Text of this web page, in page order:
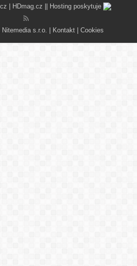
HDmag.cz || Hosting poskytuje
s.r.o. | Kontakt Cookies